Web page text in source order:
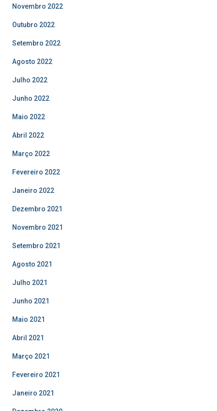
Novembro 2022
Outubro 2022
Setembro 2022
Agosto 2022
Julho 2022
Junho 2022
Maio 2022
Abril 2022
Março 2022
Fevereiro 2022
Janeiro 2022
Dezembro 2021
Novembro 2021
Setembro 2021
Agosto 2021
Julho 2021
Junho 2021
Maio 2021
Abril 2021
Março 2021
Fevereiro 2021
Janeiro 2021